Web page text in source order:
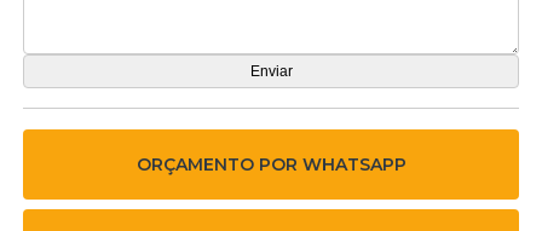
ORÇAMENTO POR WHATSAPP